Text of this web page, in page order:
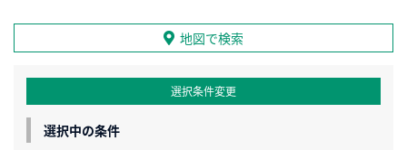
地図で検索
選択条件変更
選択中の条件